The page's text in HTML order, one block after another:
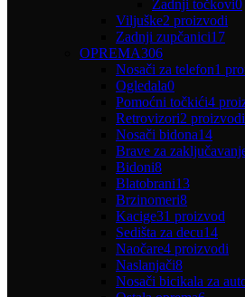
Zadnji točkovi0
Viljuške2 proizvodi
Zadnji zupčanici17
OPREMA306
Nosači za telefon1
Ogledala0
Pomoćni točkići4
Retrovizori2 proizvodi
Nosači bidona14
Brave za
Bidoni8
Blatobrani13
Brzinomeri8
Kacige31 proizvod
Sedišta za decu14
Naočare4 proizvodi
Naslanjači8
Nosači bicikala za